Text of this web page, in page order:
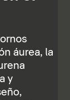
áurea, la
y